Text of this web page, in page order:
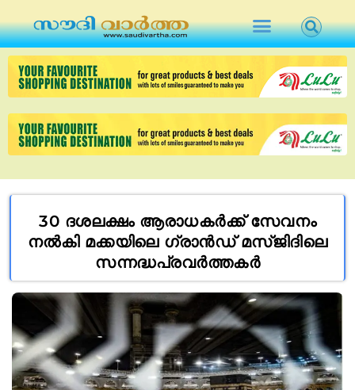
30 ദശലക്ഷം ആരാധകർക്ക് സേവനം
നൽകി മക്കയിലെ ഗ്രാൻഡ് മസ്ജിദിലെ
സന്നദ്ധപ്രവർത്തകർ